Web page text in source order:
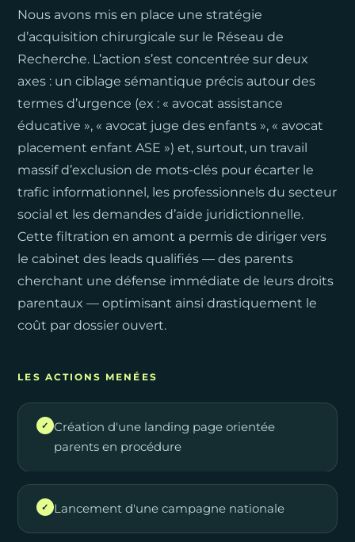
Nous avons mis en place une stratégie
d’acquisition chirurgicale sur le Réseau de
Recherche. L’action s’est concentrée sur deux
axes : un ciblage sémantique précis autour des
termes d’urgence (ex : « avocat assistance
éducative », « avocat juge des enfants », « avocat
placement enfant ASE ») et, surtout, un travail
massif d’exclusion de mots-clés pour écarter le
trafic informationnel, les professionnels du secteur
social et les demandes d’aide juridictionnelle.
Cette filtration en amont a permis de diriger vers
le cabinet des leads qualifiés — des parents
cherchant une défense immédiate de leurs droits
parentaux — optimisant ainsi drastiquement le
coût par dossier ouvert.
LES ACTIONS MENÉES
✓ Création d'une landing page orientée
parents en procédure
✓ Lancement d'une campagne nationale